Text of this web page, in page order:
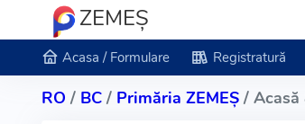
ZEMEŞ
Acasa / Formulare Registratură
RO / BC/ Primăria ZEMEŞ/ Acasă